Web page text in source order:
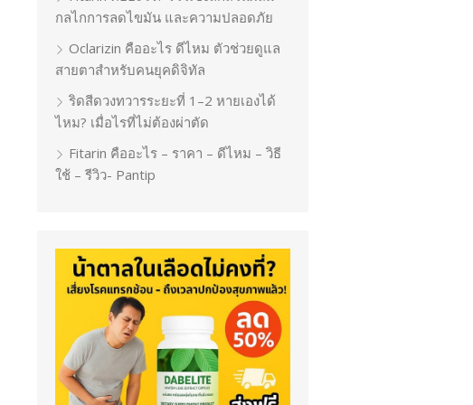
กลไกการลดไขมัน และความปลอดภัย
Oclarizin คืออะไร ดีไหม ตัวช่วยดูแล
สายตาสำหรับคนยุคดิจิทัล
ริดสีดวงทวารระยะที่ 1–2 หายเองได้
ไหม? เมื่อไรที่ไม่ต้องผ่าตัด
Fitarin คืออะไร – ราคา – ดีไหม – วิธี
ใช้ – รีวิว- Pantip